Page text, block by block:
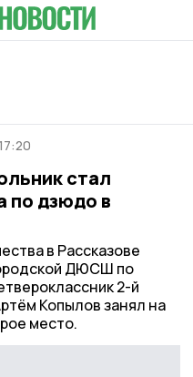
стал
по дзюдо в
в Рассказове
ДЮСШ по
2-й
Копылов занял на
место.